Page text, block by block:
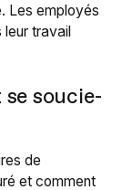
Les employés
leur travail
soucie-
de
et comment